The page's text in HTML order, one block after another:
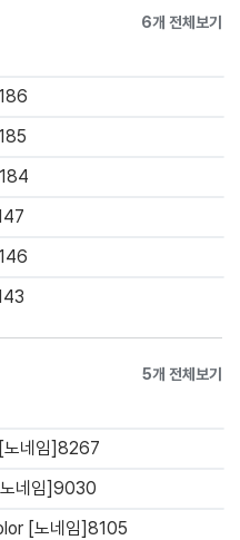
6개 전체보기
5개 전체보기
네임]8267
네임]9030
[노네임]8105